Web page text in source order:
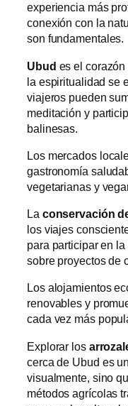
experiencia más
conexión con la
son fundamentales.
Ubud es el
la espiritualidad se
viajeros pueden
meditación y
balinesas.
Los mercados
gastronomía
vegetarianas y
La conservación
los viajes
para participar en
sobre proyectos de
Los alojamientos
renovables y
cada vez más
Explorar los
cerca de Ubud es
visualmente, sino
métodos agrícolas